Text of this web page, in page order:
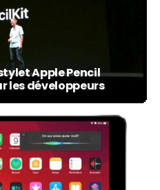
Apple Pencil
les développeurs